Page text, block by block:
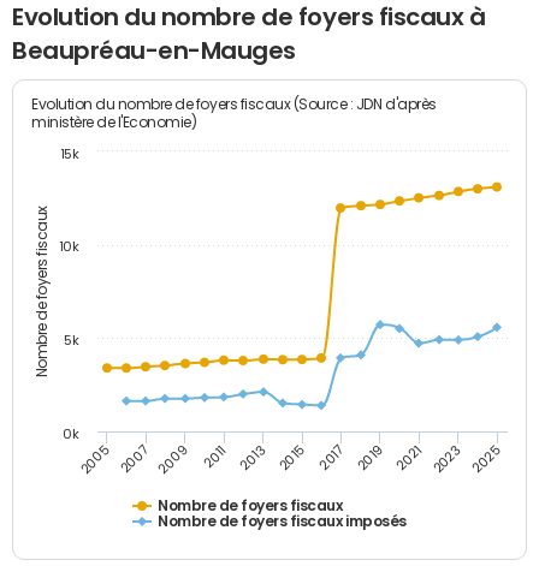
Evolution du nombre de foyers fiscaux à
Beaupréau-en-Mauges
Nombre de foyers fiscaux
Evolution du nombre de foyers fiscaux (Source : JDN d'après
ministère de l'Economie)
Nombre de foyers fiscaux
Nombre de foyers fiscaux imposés
2005 2007 2009 2011 2013 2015 2017 2019 2021 2023 2025
0k
5k
10k
15k